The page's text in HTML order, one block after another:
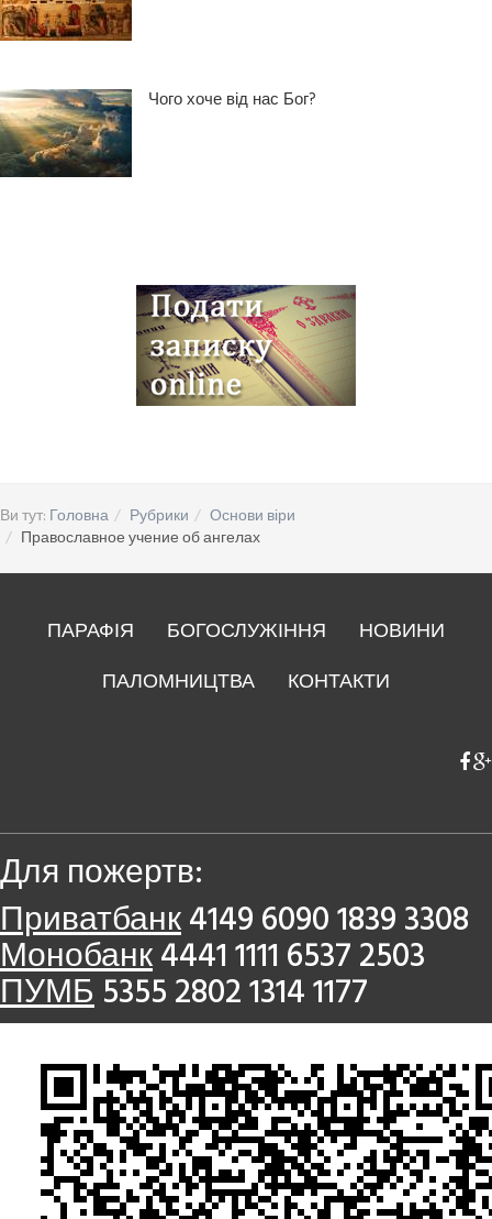
Чого хоче від нас Бог?
Ви тут: Головна Рубрики
Основи віри
Православное учение об ангелах
ПАРАФІЯ БОГОСЛУЖІННЯ
НОВИНИ
ПАЛОМНИЦТВА
КОНТАКТИ
Для пожертв:
Приватбанк4149 6090 1839 3308
Монобанк4441 1111 6537 2503
ПУМБ5355 2802 1314 1177